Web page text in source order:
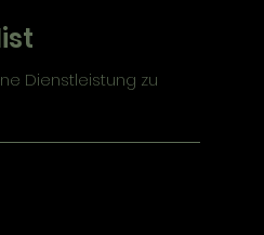
Dienstleistung zu